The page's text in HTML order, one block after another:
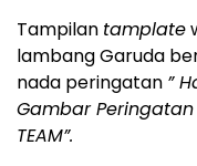
Tampilan tamplate
lambang Garuda
nada peringatan ”
Gambar Peringatan
TEAM”.